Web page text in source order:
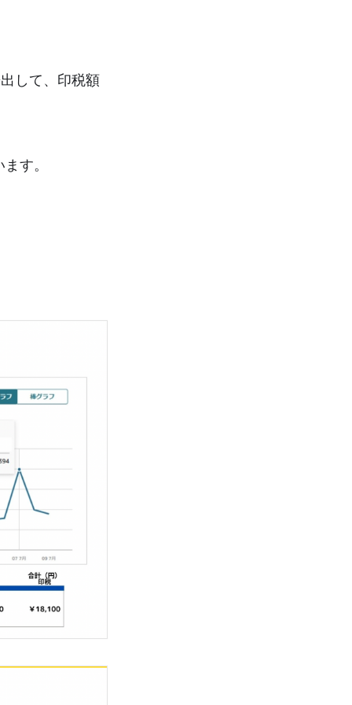
して、印税額
す。